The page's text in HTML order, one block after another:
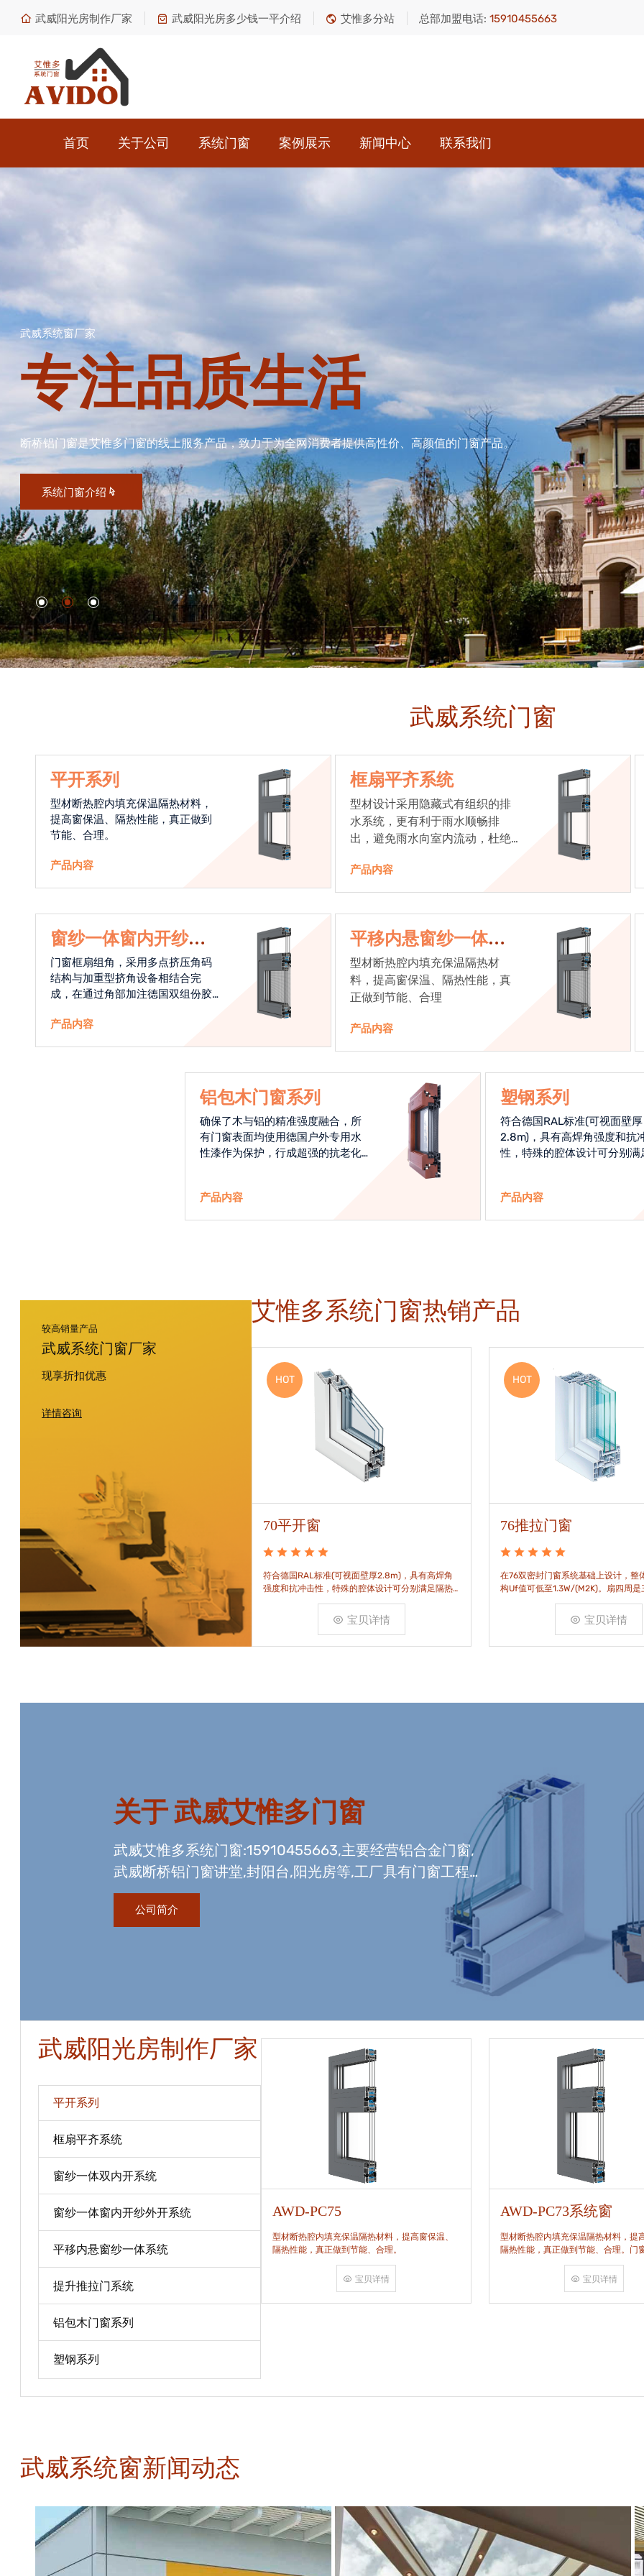
武威阳光房制作厂家 武威阳光房多少钱一平介绍 艾惟多分站 总部加盟电话: 15910455663
首页 关于公司 系统门窗 案例展示 新闻中心 联系我们
武威系统窗厂家
专注品质生活
断桥铝门窗是艾惟多门窗的线上服务产品，致力于为全网消费者提供高性价、高颜值的门窗产品。
系统门窗介绍
武威系统门窗
平开系列
型材断热腔内填充保温隔热材料，
提高窗保温、隔热性能，真正做到
节能、合理。
产品内容
框扇平齐系统
型材设计采用隐藏式有组织的排
水系统，更有利于雨水顺畅排
出，避免雨水向室内流动，杜绝
产品内容
窗纱一体窗内开纱外
开系统
门窗框扇组角，采用多点挤压角码
结构与加重型挤角设备相结合完
成，在通过角部加注德国双组份胶
强度，促使窗使用寿命提升5-10
产品内容
平移内悬窗纱一体系
统
型材断热腔内填充保温隔热材
料，提高窗保温、隔热性能，真
正做到节能、合理
产品内容
铝包木门窗系列
确保了木与铝的精准强度融合，所
有门窗表面均使用德国户外专用水
性漆作为保护，行成超强的抗老化
产品内容
塑钢系列
符合德国RAL标准(可视面壁厚
2.8m)，具有高焊角强度和抗
性，特殊的腔体设计可分别满
产品内容
较高销量产品
武威系统门窗厂家
现享折扣优惠
详情咨询
艾惟多系统门窗热销产品
HOT
88平开窗
88平开窗是门窗技术新时代的门窗系统。可实现较
大的阳光进入并获得更多的太阳能，良好的操作及
可靠的功能。保养方便，牢固耐用。
宝贝详情
HOT
70平开窗
符合德国RAL标准(可视面壁厚2.8m)，具有高焊角
强度和抗冲击性，特殊的腔体设计可分别满足隔热
和刚性的要求。
宝贝详情
HOT
76推拉门窗
在76双密封门窗系统基础上设计，整
构Uf值可低至1.3W/(M2K)。扇四周是
构，采用高品质EPDM胶条，实现气
宝贝详情
关于武威艾惟多门窗
武威艾惟多系统门窗:15910455663,主要经营铝合金门窗,
武威断桥铝门窗讲堂,封阳台,阳光房等,工厂具有门窗工程
资质,玻璃幕墙工程资质,国内门窗组装生产线,及中空玻璃
生产线。
公司简介
武威阳光房制作厂家
平开系列
框扇平齐系统
窗纱一体双内开系统
窗纱一体窗内开纱外开系统
平移内悬窗纱一体系统
提升推拉门系统
铝包木门窗系列
塑钢系列
AWD-PC80
隔热性能，真正做到节能、合理。
宝贝详情
AWD-PC75
型材断热腔内填充保温隔热材料，提高窗保温、
隔热性能，真正做到节能、合理。
宝贝详情
AWD-PC73系统窗
型材断热腔内填充保温隔热材料，提
隔热性能，真正做到节能、合理。门
角，采用多点挤压角码结构与加重型
结合完成，在通过角部加注德国双组
宝贝详情
武威系统窗新闻动态